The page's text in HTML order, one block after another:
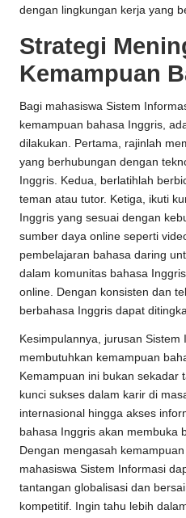
dengan lingkungan kerja yang
Strategi
Kemampuan
Bagi mahasiswa Sistem
kemampuan bahasa Inggris,
dilakukan. Pertama, rajinlah
yang berhubungan dengan
Inggris. Kedua, berlatihlah
teman atau tutor. Ketiga, ikuti
Inggris yang sesuai dengan
sumber daya online seperti
pembelajaran bahasa daring
dalam komunitas bahasa
online. Dengan konsisten dan
berbahasa Inggris dapat
Kesimpulannya, jurusan Sistem
membutuhkan kemampuan
Kemampuan ini bukan sekadar
kunci sukses dalam karir di
internasional hingga akses
bahasa Inggris akan membuka
Dengan mengasah
mahasiswa Sistem Informasi
tantangan globalisasi dan
kompetitif. Ingin tahu lebih